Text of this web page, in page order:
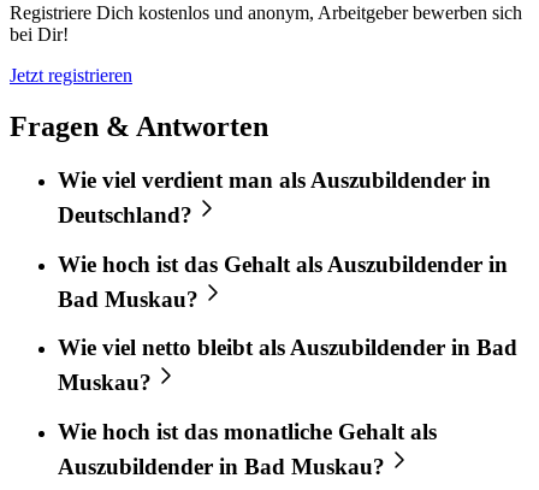
Registriere Dich kostenlos und anonym, Arbeitgeber bewerben sich
bei Dir!
Jetzt registrieren
Fragen & Antworten
Wie viel verdient man als Auszubildender in
Deutschland?
Wie hoch ist das Gehalt als Auszubildender in
Bad Muskau?
Wie viel netto bleibt als Auszubildender in Bad
Muskau?
Wie hoch ist das monatliche Gehalt als
Auszubildender in Bad Muskau?